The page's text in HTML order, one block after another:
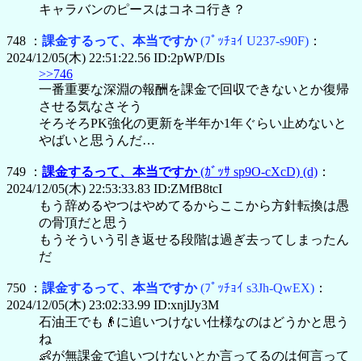
キャラバンのピースはコネコ行き？
748 ： 課金するって、本当ですか(ﾌﾟｯﾁｮｲ U237-s90F) ：
2024/12/05(木) 22:51:22.56 ID:2pWP/DIs
>>746
一番重要な深淵の報酬を課金で回収できないとか復帰
させる気なさそう
そろそろPK強化の更新を半年か1年ぐらい止めないと
やばいと思うんだ…
749 ： 課金するって、本当ですか(ｶﾞｯｻ sp9O-cXcD) (d) ：
2024/12/05(木) 22:53:33.83 ID:ZMfB8tcI
もう辞めるやつはやめてるからここから方針転換は愚
の骨頂だと思う
もうそういう引き返せる段階は過ぎ去ってしまったん
だ
750 ： 課金するって、本当ですか(ﾌﾟｯﾁｮｲ s3Jh-QwEX) ：
2024/12/05(木) 23:02:33.99 ID:xnjlJy3M
石油王でも👴に追いつけない仕様なのはどうかと思う
ね
👶が無課金で追いつけないとか言ってるのは何言って